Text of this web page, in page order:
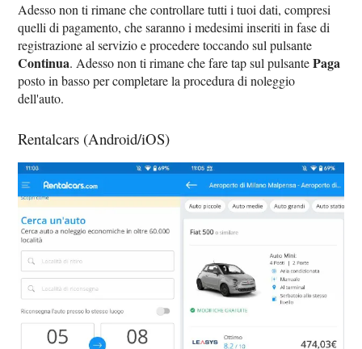
Adesso non ti rimane che controllare tutti i tuoi dati, compresi
quelli di pagamento, che saranno i medesimi inseriti in fase di
registrazione al servizio e procedere toccando sul pulsante
Continua. Adesso non ti rimane che fare tap sul pulsantePaga
posto in basso per completare la procedura di noleggio
dell'auto.
Rentalcars (Android/iOS)